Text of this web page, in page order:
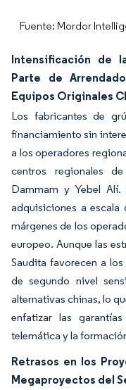
Fuente: Mordor
Intensificación de
Parte de
Equipos Originales
Los fabricantes de
financiamiento sin
a los operadores
centros regionales
Dammam y Yebel
adquisiciones a escala
márgenes de los
europeo. Aunque las
Saudita favorecen a
de segundo nivel
alternativas chinas, lo
enfatizar las
telemática y la
Retrasos en los
Megaproyectos del